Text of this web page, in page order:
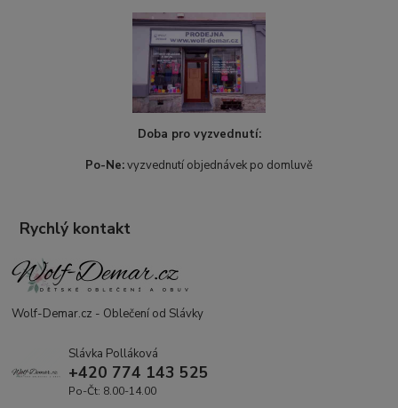
Doba pro vyzvednutí:
Po-Ne:vyzvednutí objednávek po domluvě
Rychlý kontakt
Wolf-Demar.cz - Oblečení od Slávky
Slávka Polláková
+420 774 143 525
Po-Čt: 8.00-14.00